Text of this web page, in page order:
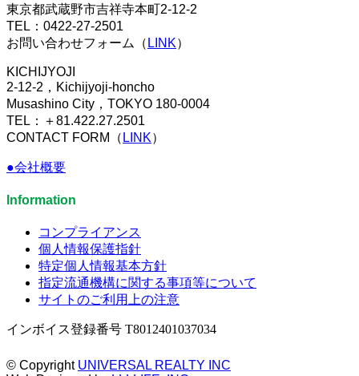
東京都武蔵野市吉祥寺本町2-12-2
TEL：0422-27-2501
お問い合わせフォーム（ LINK）
KICHIJYOJI
2-12-2，Kichijyoji-honcho
Musashino City，TOKYO 180-0004
TEL：＋81.422.27.2501
CONTACT FORM（ LINK）
●会社概要
Information
コンプライアンス
個人情報保護指針
特定個人情報基本方針
指定流通機構に関する事項等について
サイトのご利用上の注意
インボイス登録番号 T8012401037034
© Copyright UNIVERSAL REALTY INC